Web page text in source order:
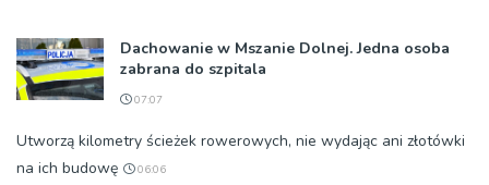
Dachowanie w Mszanie Dolnej. Jedna osoba
zabrana do szpitala
07:07
Utworzą kilometry ścieżek rowerowych, nie wydając ani złotówki
na ich budowę
06:06